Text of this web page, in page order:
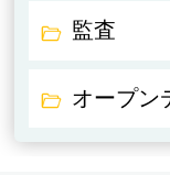
監査
オープン